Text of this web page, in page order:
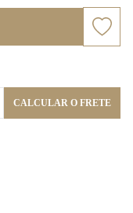
CALCULAR O FRETE